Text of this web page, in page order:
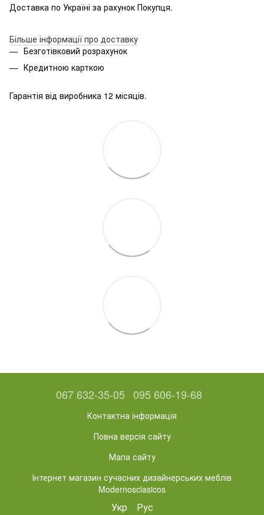
Доставка по Україні за рахунок Покупця.
Більше інформації про доставку
Безготівковий розрахунок
Кредитною карткою
Гарантія від виробника 12 місяців.
067 632-35-05 095 606-19-68
Контактна інформація
Повна версія сайту
Мапа сайту
Інтернет магазин сучасних дизайнерських меблів
Modernosclasicos
Укр Рус